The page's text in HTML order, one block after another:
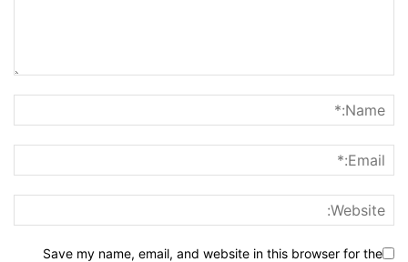
Save my name, email, and website in this browser for the